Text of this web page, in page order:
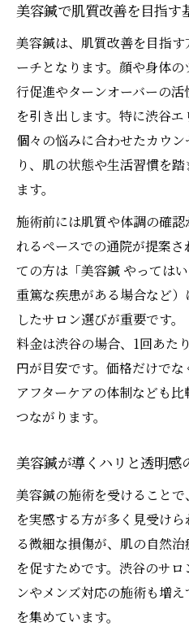
美容鍼が小顔づく
美容鍼でフェイス
美容鍼で目元や輪
メンズにも最適な美容
美容鍼はメンズの
メンズ向け美容鍼
ト
メンズ美容鍼で清
美容鍼の効果と安全性
美容鍼の効果実感
美容鍼で気を付け
美容鍼やってはい
美容鍼と他施術の
美容鍼を安心して
美容鍼と話題施術の違
美容鍼とハイフの
美容鍼ならではの
美容鍼が選ばれる
美容鍼と組み合わ
継続しやすい美容鍼で
美容鍼で肌質改善を目指す
美容鍼は、肌質改善を目指
ーチとなります。顔や身体
行促進やターンオーバーの
を引き出します。特に渋谷エ
個々の悩みに合わせたカウ
り、肌の状態や生活習慣を
ます。
施術前には肌質や体調の確
れるペースでの通院が提案
ての方は「美容鍼 やっては
重篤な疾患がある場合など
したサロン選びが重要です。
料金は渋谷の場合、1回あた
円が目安です。価格だけでな
アフターケアの体制なども
つながります。
美容鍼が導くハリと透明感
美容鍼の施術を受けること
を実感する方が多く見受け
る微細な損傷が、肌の自然
を促すためです。渋谷のサ
ンやメンズ対応の施術も増
を集めています。